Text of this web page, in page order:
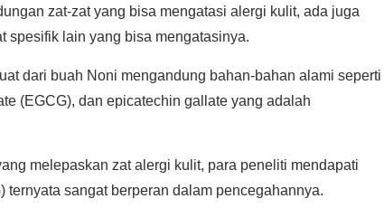
zat-zat yang bisa mengatasi alergi kulit, ada juga
spesifik lain yang bisa mengatasinya.
dari buah Noni mengandung bahan-bahan alami seperti
(EGCG), dan epicatechin gallate yang adalah
melepaskan zat alergi kulit, para peneliti mendapati
sangat berperan dalam pencegahannya.